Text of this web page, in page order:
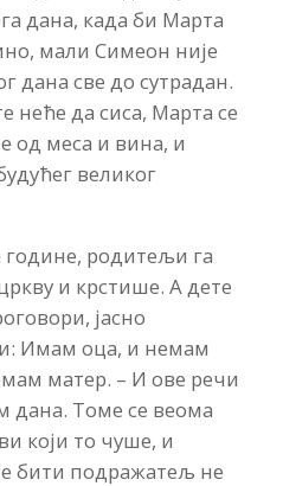
дана, када би Марта
мали Симеон није
дана све до сутрадан.
неће да сиса, Марта се
од меса и вина, и
великог
родитељи га
и крстише. А дете
јасно
Имам оца, и немам
матер. – И ове речи
Томе се веома
који то чуше, и
бити подражатељ не